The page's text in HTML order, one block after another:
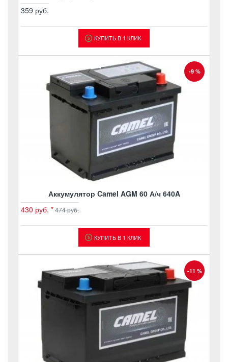
359 руб.
КУПИТЬ В 1 КЛИК
-9 %
Аккумулятор Camel AGM 60 А/ч 640A
430 руб. *474 руб.
КУПИТЬ В 1 КЛИК
-11 %